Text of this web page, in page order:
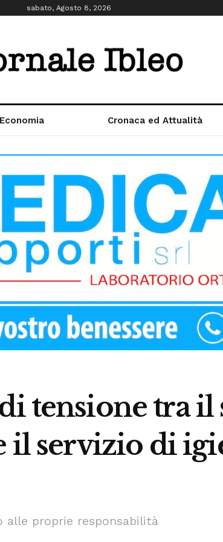
sabato, Agosto 8, 2026
Cronaca ed Attualità
tensione tra il
il servizio di
alle proprie responsabilità